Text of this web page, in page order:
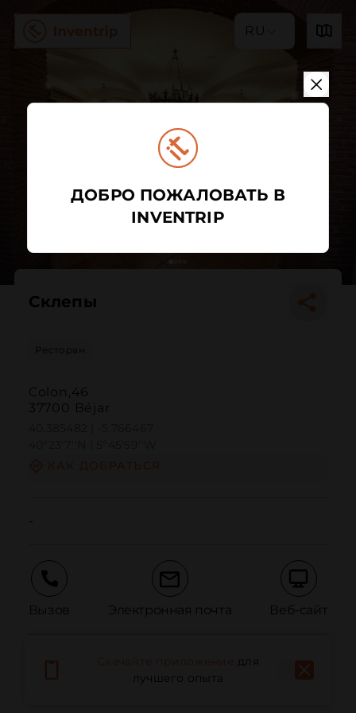
RU
Склепы
Ресторан
Colon,46
37700 Béjar
Вызов Электронная почта Веб-сайт
Сообщить о проблеме
для
лучшего опыта
ДОБРО ПОЖАЛОВАТЬ В
INVENTRIP